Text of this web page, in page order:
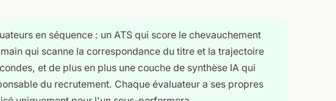
en séquence : un ATS qui score le chevauchement
qui scanne la correspondance du titre et la trajectoire
et de plus en plus une couche de synthèse IA qui
du recrutement. Chaque évaluateur a ses propres